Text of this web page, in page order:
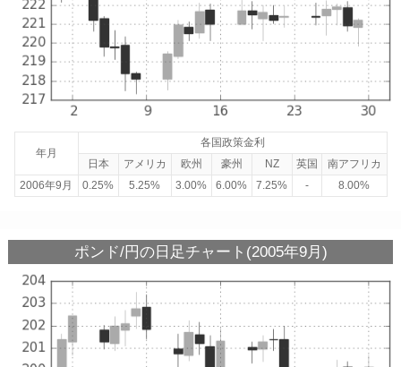
年月
各国政策金利
日本
アメリカ 欧州 豪州 NZ 英国
南アフリカ
2006年9月
0.25% 5.25% 3.00% 6.00% 7.25% - 8.00%
ポンド/円の日足チャート(2005年9月)